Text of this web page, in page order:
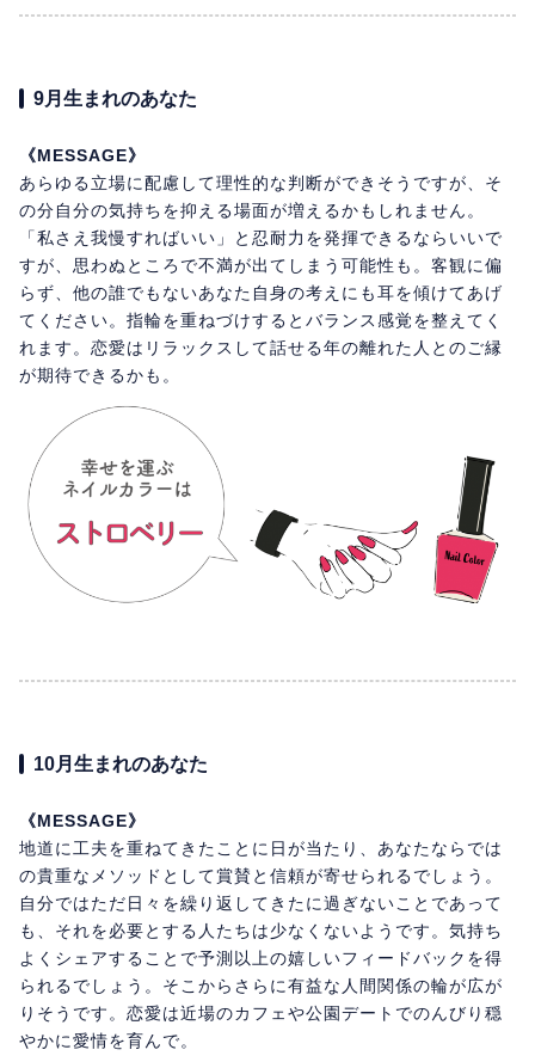
9月生まれのあなた
《MESSAGE》
あらゆる立場に配慮して理性的な判断ができそうですが、そ
の分自分の気持ちを抑える場面が増えるかもしれません。
「私さえ我慢すればいい」と忍耐力を発揮できるならいいで
すが、思わぬところで不満が出てしまう可能性も。客観に偏
らず、他の誰でもないあなた自身の考えにも耳を傾けてあげ
てください。指輪を重ねづけするとバランス感覚を整えてく
れます。恋愛はリラックスして話せる年の離れた人とのご縁
が期待できるかも。
10月生まれのあなた
《MESSAGE》
地道に工夫を重ねてきたことに日が当たり、あなたならでは
の貴重なメソッドとして賞賛と信頼が寄せられるでしょう。
自分ではただ日々を繰り返してきたに過ぎないことであって
も、それを必要とする人たちは少なくないようです。気持ち
よくシェアすることで予測以上の嬉しいフィードバックを得
られるでしょう。そこからさらに有益な人間関係の輪が広が
りそうです。恋愛は近場のカフェや公園デートでのんびり穏
やかに愛情を育んで。